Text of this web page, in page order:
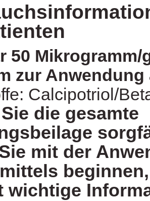
50 Mikrogramm/
zur Anwendung
Calcipotriol/
die gesamte
mit der
wichtige